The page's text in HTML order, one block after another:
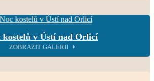
kostelů v Ústí nad Orlicí
ZOBRAZIT GALERII